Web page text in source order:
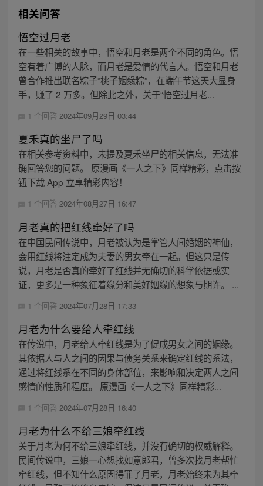
相关问答
悟空过月老
在一些相关的故事中，悟空和月老是两个不同的角色。悟
空有着广博的人脉，而月老是爱情的代言人。悟空和月老
曾合作推出联名粽子“桃子姻缘粽”，在端午节这天大显身
手，赚了 2 万多。但除此之外，关于“悟空过月老...
1 个回答 2024年09月29日 03:44
夏禾真的坐尸了吗
在相关参考资料中，未提及夏禾坐尸的相关信息，无法准
确回答您的问题。 原漫画《一人之下》同样精彩，点击按
钮下载 App 立享精彩内容！
1 个回答 2024年08月27日 16:47
月老真的把红线牵好了吗
在中国民间传说中，月老被认为是掌管人间婚姻的神仙，
会用红线将注定成为夫妻的男女牵在一起。但这只是传
说，月老是否真的牵好了红线并无确切的科学依据或实
证，更多是一种象征着缘分和美好姻缘的想象与期许。 ...
1 个回答 2024年07月28日 17:33
月老为什么要给人牵红线
在传说中，月老给人牵红线是为了促成男女之间的姻缘。
其依据人与人之间的因果与债务关系来确定红线的系法，
通过将红线系在不同的身体部位，来影响和决定两人之间
感情的性质和程度。 原漫画《一人之下》同样精彩...
1 个回答 2024年07月28日 16:40
月老为什么不给三娘牵红线
关于月老为何不给三娘牵红线，并没有确切的权威解释。
民间传说中，三娘一心想找如意郎君，曾多次找月老帮忙
牵红线，但不知什么原因得罪了月老，月老始终未为其牵